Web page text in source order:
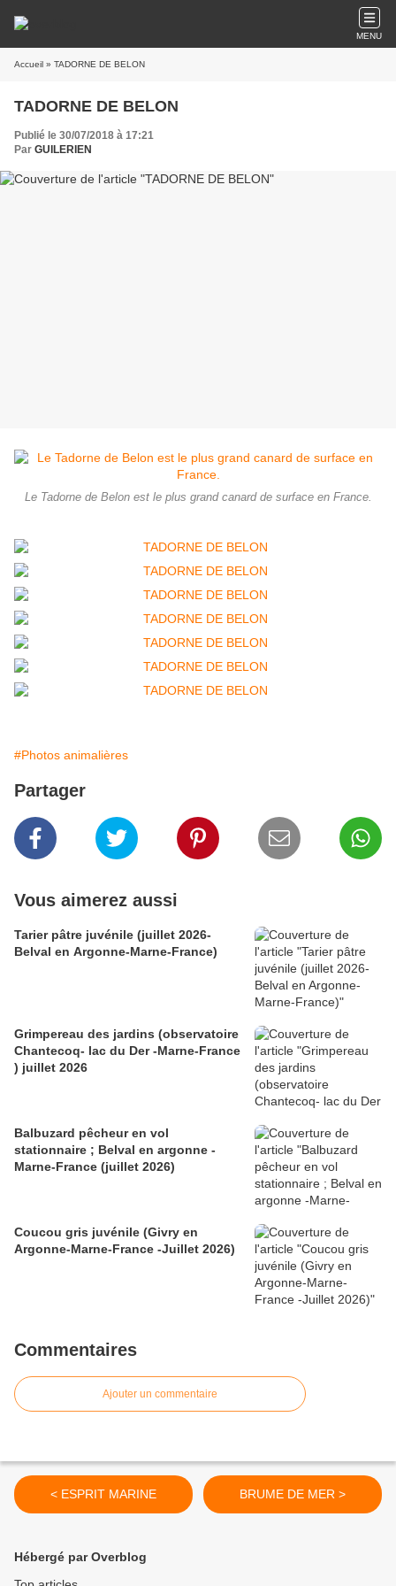
MENU
Accueil » TADORNE DE BELON
TADORNE DE BELON
Publié le 30/07/2018 à 17:21
Par GUILERIEN
Le Tadorne de Belon est le plus grand canard de surface en France.
#Photos animalières
Partager
Vous aimerez aussi
Tarier pâtre juvénile (juillet 2026-
Belval en Argonne-Marne-France)
Grimpereau des jardins (observatoire
Chantecoq- lac du Der -Marne-France
) juillet 2026
Balbuzard pêcheur en vol
stationnaire ; Belval en argonne -
Marne-France (juillet 2026)
Coucou gris juvénile (Givry en
Argonne-Marne-France -Juillet 2026)
Commentaires
Ajouter un commentaire
< ESPRIT MARINE BRUME DE MER >
Hébergé par Overblog